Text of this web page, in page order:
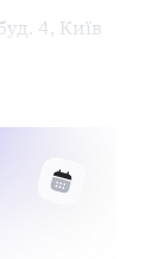
4, Київ